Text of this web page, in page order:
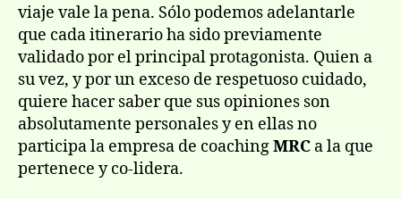
viaje vale la pena. Sólo podemos adelantarle
que cada itinerario ha sido previamente
validado por el principal protagonista. Quien a
su vez, y por un exceso de respetuoso cuidado,
quiere hacer saber que sus opiniones son
absolutamente personales y en ellas no
participa la empresa de coachingMRC a la que
pertenece y co-lidera.